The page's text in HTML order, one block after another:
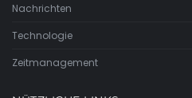
Nachrichten
Technologie
Zeitmanagement